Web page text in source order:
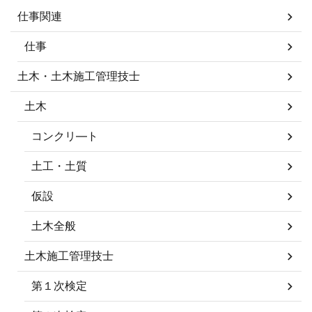
仕事関連
仕事
土木・土木施工管理技士
土木
コンクリ―ト
土工・土質
仮設
土木全般
土木施工管理技士
第１次検定